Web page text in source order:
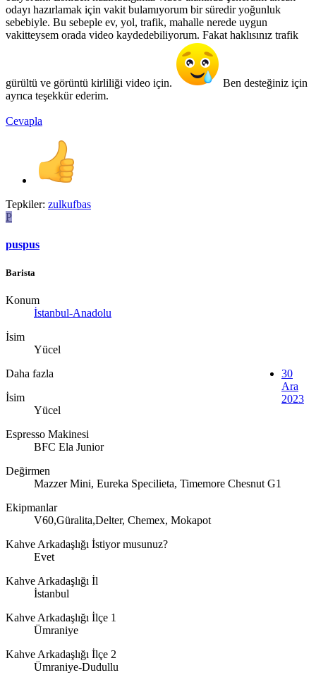
odayı hazırlamak için vakit bulamıyorum bir süredir yoğunluk
sebebiyle. Bu sebeple ev, yol, trafik, mahalle nerede uygun
vakitteysem orada video kaydedebiliyorum. Fakat haklısınız trafik
gürültü ve görüntü kirliliği video için.
Ben desteğiniz için
ayrıca teşekkür ederim.
Cevapla
Tepkiler: zulkufbas
P
puspus
Barista
Konum
İstanbul-Anadolu
İsim
Yücel
Daha fazla
İsim
Yücel
Espresso Makinesi
BFC Ela Junior
Değirmen
Mazzer Mini, Eureka Specilieta, Timemore Chesnut G1
Ekipmanlar
V60,Güralita,Delter, Chemex, Mokapot
Kahve Arkadaşlığı İstiyor musunuz?
Evet
Kahve Arkadaşlığı İl
İstanbul
Kahve Arkadaşlığı İlçe 1
Ümraniye
Kahve Arkadaşlığı İlçe 2
Ümraniye-Dudullu
30
Ara
2023